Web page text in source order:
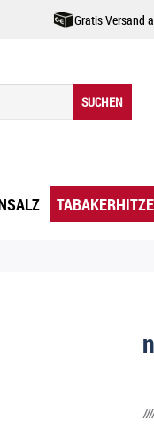
Gratis Versand
SUCHEN